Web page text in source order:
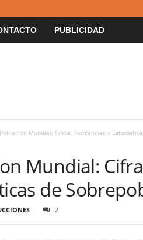
PUBLICIDAD
Poblacion Mundial: Cifras, Tendencias y
Mundial:
de
2